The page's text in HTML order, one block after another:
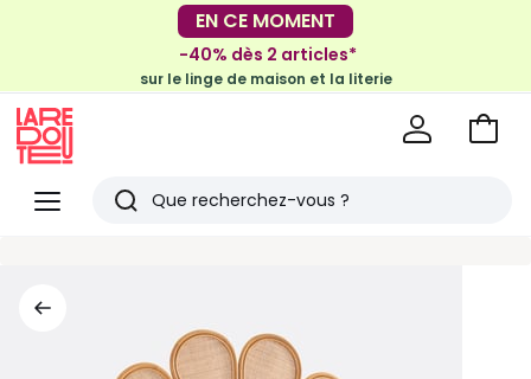
-30€ tous les 100€*
sur le meuble & la déco
EN CE MOMENT
-40% dès 2 articles*
sur le linge de maison et la literie
Menu
Redoute
Rechercher
Voir